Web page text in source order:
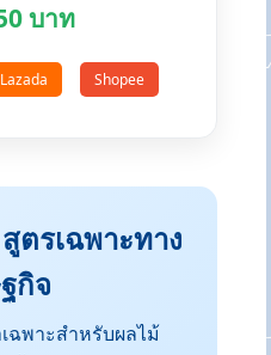
บาท
Lazada Shopee
ตรเฉพาะทาง
กิจ
ฉพาะสำหรับผลไม้